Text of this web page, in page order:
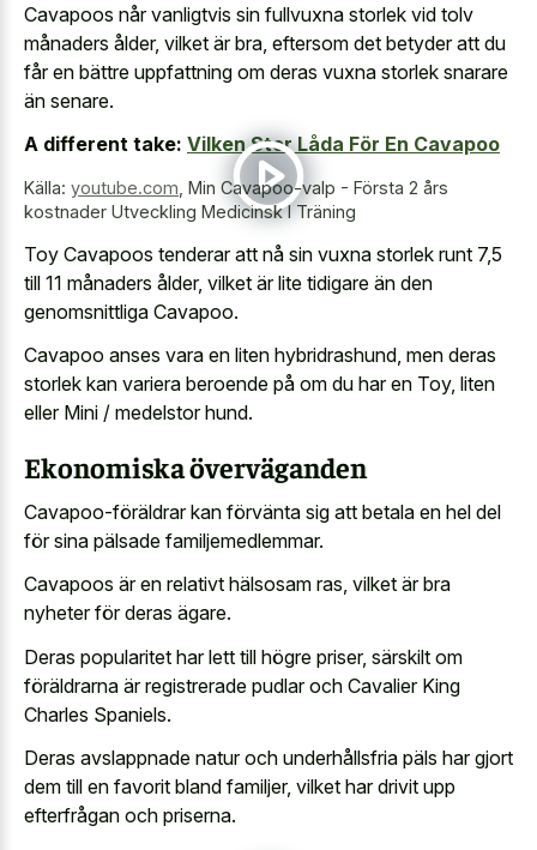
Cavapoos når vanligtvis sin fullvuxna storlek vid tolv
månaders ålder, vilket är bra, eftersom det betyder att du
får en bättre uppfattning om deras vuxna storlek snarare
än senare.
A different take: Vilken Stor Låda För En Cavapoo
Källa: youtube.com, Min Cavapoo-valp - Första 2 års
kostnader Utveckling Medicinsk I Träning
Toy Cavapoos tenderar att nå sin vuxna storlek runt 7,5
till 11 månaders ålder, vilket är lite tidigare än den
genomsnittliga Cavapoo.
Cavapoo anses vara en liten hybridrashund, men deras
storlek kan variera beroende på om du har en Toy, liten
eller Mini / medelstor hund.
Ekonomiska överväganden
Cavapoo-föräldrar kan förvänta sig att betala en hel del
för sina pälsade familjemedlemmar.
Cavapoos är en relativt hälsosam ras, vilket är bra
nyheter för deras ägare.
Deras popularitet har lett till högre priser, särskilt om
föräldrarna är registrerade pudlar och Cavalier King
Charles Spaniels.
Deras avslappnade natur och underhållsfria päls har gjort
dem till en favorit bland familjer, vilket har drivit upp
efterfrågan och priserna.